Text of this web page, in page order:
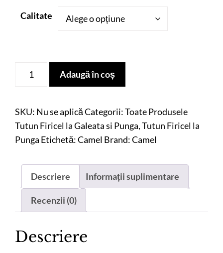
89,00 lei
149,00 lei
Calitate
Cantitate
la
Punga
Camel
500
Adaugă în coș
SKU: Nu se aplicăCategorii:Toate Produsele
Tutun Firicel la Galeata si Punga,Tutun Firicel la
Punga Etichetă:Camel Brand:Camel
Descriere Informații suplimentare
Recenzii (0)
Descriere